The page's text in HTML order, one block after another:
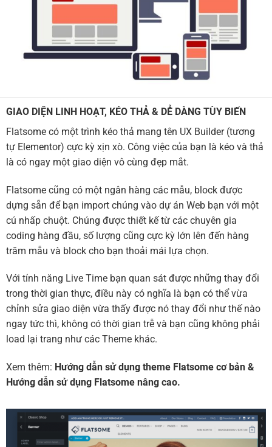
GIAO DIỆN LINH HOẠT, KÉO THẢ & DỄ DÀNG TÙY BIẾN
Flatsome có một trình kéo thả mang tên UX Builder (tương
tự Elementor) cực kỳ xịn xò. Công việc của bạn là kéo và thả
là có ngay một giao diện vô cùng đẹp mắt.
Flatsome cũng có một ngân hàng các mẫu, block được
dựng sẵn để bạn import chúng vào dự án Web bạn với một
cú nhấp chuột. Chúng được thiết kế từ các chuyên gia
coding hàng đầu, số lượng cũng cực kỳ lớn lên đến hàng
trăm mẫu và block cho bạn thoải mái lựa chọn.
Với tính năng Live Time bạn quan sát được những thay đổi
trong thời gian thực, điều này có nghĩa là bạn có thể vừa
chỉnh sửa giao diện vừa thấy được nó thay đổi như thế nào
ngay tức thì, không có thời gian trễ và bạn cũng không phải
load lại trang như các Theme khác.
Xem thêm: Hướng dẫn sử dụng theme Flatsome cơ bản &
Hướng dẫn sử dụng Flatsome nâng cao.